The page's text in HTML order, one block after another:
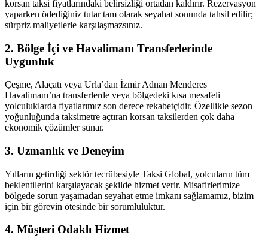
korsan taksi fiyatlarındaki belirsizliği ortadan kaldırır. Rezervasyon
yaparken ödediğiniz tutar tam olarak seyahat sonunda tahsil edilir;
sürpriz maliyetlerle karşılaşmazsınız.
2. Bölge İçi ve Havalimanı Transferlerinde
Uygunluk
Çeşme, Alaçatı veya Urla’dan İzmir Adnan Menderes
Havalimanı’na transferlerde veya bölgedeki kısa mesafeli
yolculuklarda fiyatlarımız son derece rekabetçidir. Özellikle sezon
yoğunluğunda taksimetre açtıran korsan taksilerden çok daha
ekonomik çözümler sunar.
3. Uzmanlık ve Deneyim
Yılların getirdiği sektör tecrübesiyle Taksi Global, yolcuların tüm
beklentilerini karşılayacak şekilde hizmet verir. Misafirlerimize
bölgede sorun yaşamadan seyahat etme imkanı sağlamamız, bizim
için bir görevin ötesinde bir sorumluluktur.
4. Müşteri Odaklı Hizmet